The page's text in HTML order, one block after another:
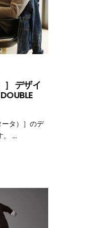
］ デザイ
タ）］のデ